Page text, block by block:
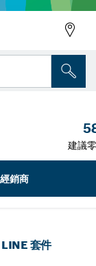
套件
PZ/T，超硬
建議
銷商